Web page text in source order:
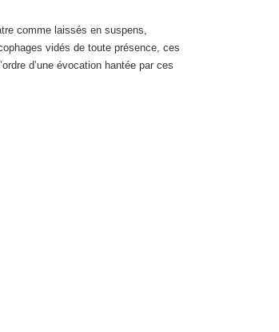
comme laissés en suspens,
vidés de toute présence, ces
d’une évocation hantée par ces